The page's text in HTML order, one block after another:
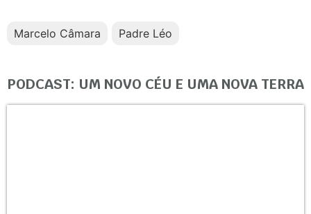
Marcelo Câmara Padre Léo
PODCAST: UM NOVO CÉU E UMA NOVA TERRA